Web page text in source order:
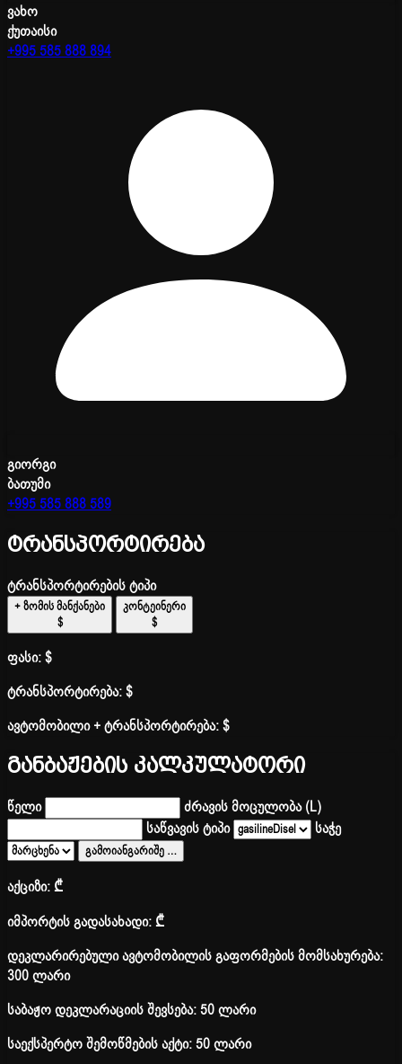
ვახო
ქუთაისი
+995 585 888 894
გიორგი
ბათუმი
+995 585 888 589
ტრანსპორტირება
ტრანსპორტირების ტიპი
+ ზომის მანქანები
$
კონტეინერი
$
ფასი:$
ტრანსპორტირება:$
ავტომობილი + ტრანსპორტირება:$
განბაჟების კალკულატორი
წელი
ძრავის მოცულობა (L)
საწვავის ტიპი
საჭე
გამოიანგარიშე …
აქციზი:₾
იმპორტის გადასახადი:₾
დეკლარირებული ავტომობილის გაფორმების მომსახურება:
300 ლარი
საბაჟო დეკლარაციის შევსება: 50 ლარი
საექსპერტო შემოწმების აქტი: 50 ლარი